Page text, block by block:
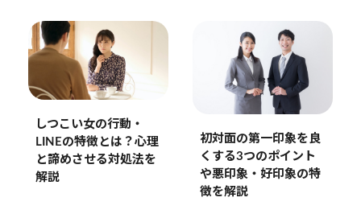
しつこい女の行動・
LINEの特徴とは？心理
と諦めさせる対処法を
解説
初対面の第一印象を良
くする3つのポイント
や悪印象・好印象の特
徴を解説